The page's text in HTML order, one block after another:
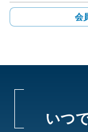
会
いつ